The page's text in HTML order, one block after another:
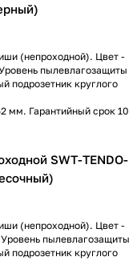
(непроходной). Цвет -
пылевлагозащиты
подрозетник круглого
мм. Гарантийный срок 10
SWT-TENDO-
(непроходной). Цвет -
пылевлагозащиты
подрозетник круглого